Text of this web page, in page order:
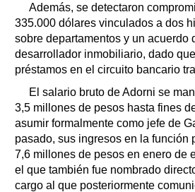
Además, se detectaron
335.000 dólares vinculados a dos
sobre departamentos y un acuerdo
desarrollador inmobiliario, dado
préstamos en el circuito bancario
El salario bruto de Adorni se
3,5 millones de pesos hasta fines
asumir formalmente como jefe de
pasado, sus ingresos en la función
7,6 millones de pesos en enero de
el que también fue nombrado
cargo al que posteriormente